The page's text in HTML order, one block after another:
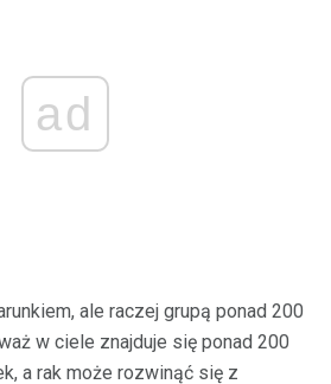
ad
ale raczej grupą ponad 200
w ciele znajduje się ponad 200
a rak może rozwinąć się z